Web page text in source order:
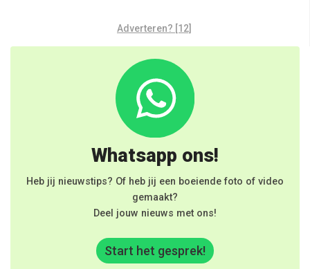
Adverteren? [12]
Whatsapp ons!
Heb jij nieuwstips? Of heb jij een boeiende foto of video
gemaakt?
Deel jouw nieuws met ons!
Start het gesprek!